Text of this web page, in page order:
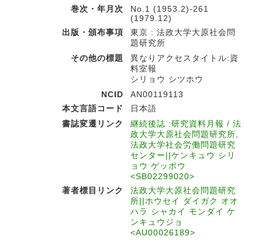
巻次・年月次
No.1 (1953.2)-261
(1979.12)
出版・頒布事項
東京 : 法政大学大原社会問
題研究所
その他の標題
異なりアクセスタイトル:資
料室報
シリョウ シツホウ
NCID
AN00119113
本文言語コード
日本語
書誌変遷リンク
継続後誌 :研究資料月報 / 法
政大学大原社会問題研究所,
法政大学社会労働問題研究
センター||ケンキュウ シリ
ョウ ゲッポウ
<SB02299020>
著者標目リンク
法政大学大原社会問題研究
所||ホウセイ ダイガク オオ
ハラ シャカイ モンダイ ケ
ンキュウジョ
<AU00026189>